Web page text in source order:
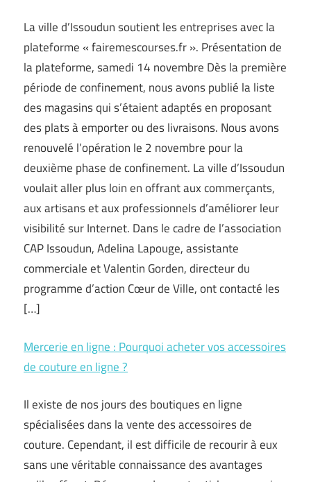
La ville d’Issoudun soutient les entreprises avec la
plateforme « fairemescourses.fr ». Présentation de
la plateforme, samedi 14 novembre Dès la première
période de confinement, nous avons publié la liste
des magasins qui s’étaient adaptés en proposant
des plats à emporter ou des livraisons. Nous avons
renouvelé l’opération le 2 novembre pour la
deuxième phase de confinement. La ville d’Issoudun
voulait aller plus loin en offrant aux commerçants,
aux artisans et aux professionnels d’améliorer leur
visibilité sur Internet. Dans le cadre de l’association
CAP Issoudun, Adelina Lapouge, assistante
commerciale et Valentin Gorden, directeur du
programme d’action Cœur de Ville, ont contacté les
[…]
Mercerie en ligne : Pourquoi acheter vos accessoires
de couture en ligne ?
Il existe de nos jours des boutiques en ligne
spécialisées dans la vente des accessoires de
couture. Cependant, il est difficile de recourir à eux
sans une véritable connaissance des avantages